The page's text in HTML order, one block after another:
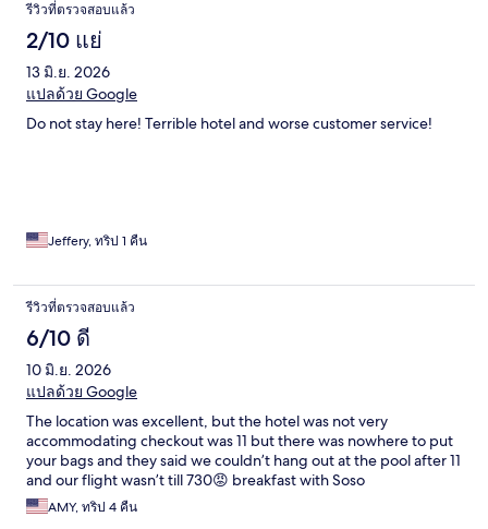
รีวิวที่ตรวจสอบแล้ว
2/10 แย่
13 มิ.ย. 2026
แปลด้วย Google
Do not stay here! Terrible hotel and worse customer service!
Jeffery, ทริป 1 คืน
รีวิวที่ตรวจสอบแล้ว
6/10 ดี
10 มิ.ย. 2026
แปลด้วย Google
The location was excellent, but the hotel was not very
accommodating checkout was 11 but there was nowhere to put
your bags and they said we couldn’t hang out at the pool after 11
and our flight wasn’t till 730😡 breakfast with Soso
AMY, ทริป 4 คืน